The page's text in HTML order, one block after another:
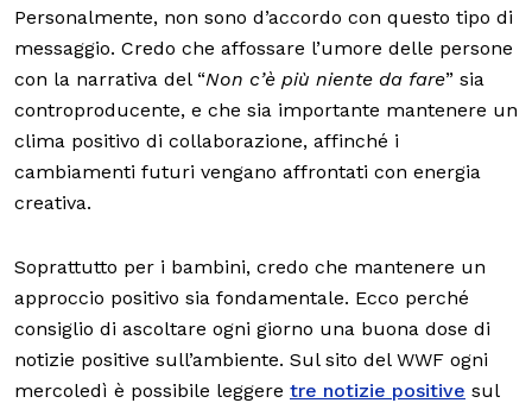
Personalmente, non sono d’accordo con questo tipo di
messaggio. Credo che affossare l’umore delle persone
con la narrativa del “Non c’è più niente da fare” sia
controproducente, e che sia importante mantenere un
clima positivo di collaborazione, affinché i
cambiamenti futuri vengano affrontati con energia
creativa.
Soprattutto per i bambini, credo che mantenere un
approccio positivo sia fondamentale. Ecco perché
consiglio di ascoltare ogni giorno una buona dose di
notizie positive sull’ambiente. Sul sito del WWF ogni
mercoledì è possibile leggere tre notizie positive sul